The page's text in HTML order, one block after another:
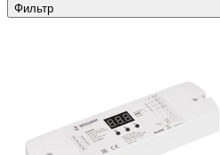
Фильтр